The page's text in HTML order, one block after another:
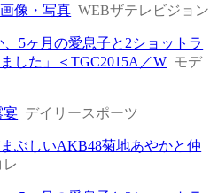
像・写真 WEBザテレビジョン
5ヶ月の愛息子と2ショットラ
した」＜TGC2015A／W モデ
宴 デイリースポーツ
ぶしいAKB48菊地あやかと仲
レ